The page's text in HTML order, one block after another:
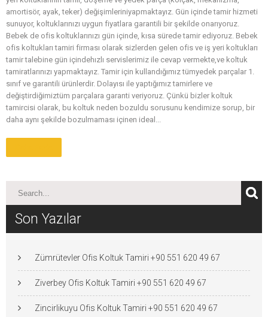
amortisör, ayak, teker) değişimleriniyapmaktayız. Gün içinde tamir hizmeti
sunuyor, koltuklarınızı uygun fiyatlara garantili bir şekilde onarıyoruz.
Bebek de ofis koltuklarınızı gün içinde, kısa sürede tamir ediyoruz. Bebek
ofis koltukları tamiri firması olarak sizlerden gelen ofis ve iş yeri koltukları
tamir talebine gün içindehızlı servislerimiz ile cevap vermekte,ve koltuk
tamiratlarınızı yapmaktayız. Tamir için kullandığımız tümyedek parçalar 1.
sınıf ve garantili ürünlerdir. Dolayısı ile yaptığımız tamirlere ve
değiştirdiğimiztüm parçalara garanti veriyoruz. Çünkü bizler koltuk
tamircisi olarak, bu koltuk neden bozuldu sorusunu kendimize sorup, bir
daha aynı şekilde bozulmaması içinen ideal...
Son Yazılar
Zümrütevler Ofis Koltuk Tamiri +90 551 620 49 67
Ziverbey Ofis Koltuk Tamiri +90 551 620 49 67
Zincirlikuyu Ofis Koltuk Tamiri +90 551 620 49 67